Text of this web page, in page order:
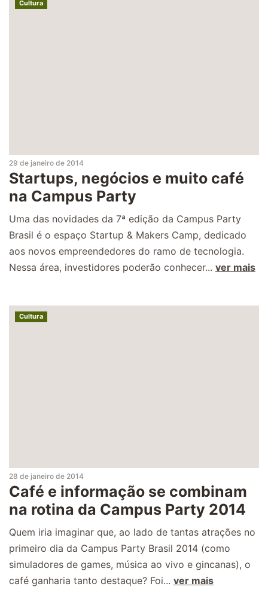
Cultura
29 de janeiro de 2014
Startups, negócios e muito café
na Campus Party
Uma das novidades da 7ª edição da Campus Party
Brasil é o espaço Startup & Makers Camp, dedicado
aos novos empreendedores do ramo de tecnologia.
Nessa área, investidores poderão conhecer... ver mais
Cultura
28 de janeiro de 2014
Café e informação se combinam
na rotina da Campus Party 2014
Quem iria imaginar que, ao lado de tantas atrações no
primeiro dia da Campus Party Brasil 2014 (como
simuladores de games, música ao vivo e gincanas), o
café ganharia tanto destaque? Foi... ver mais